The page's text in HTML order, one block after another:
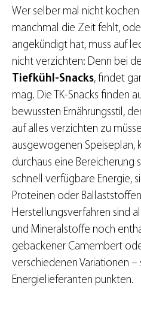
Wer selber mal nicht
manchmal die Zeit fehlt,
angekündigt hat, muss auf
nicht verzichten: Denn bei
Tiefkühl-Snacks, findet
mag. Die TK-Snacks finden
bewussten Ernährungsstil,
auf alles verzichten zu
ausgewogenen Speiseplan,
durchaus eine Bereicherung
schnell verfügbare Energie,
Proteinen oder
Herstellungsverfahren sind
und Mineralstoffe noch
gebackener Camembert
verschiedenen Variationen –
Energielieferanten punkten.